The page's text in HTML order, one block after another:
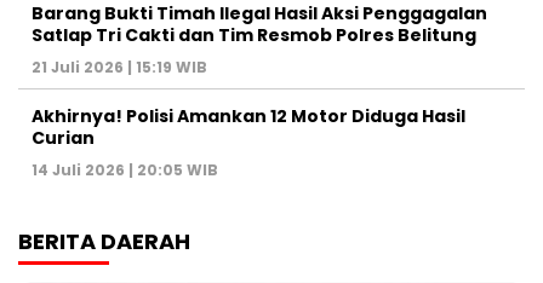
Barang Bukti Timah Ilegal Hasil Aksi Penggagalan
Satlap Tri Cakti dan Tim Resmob Polres Belitung
21 Juli 2026 | 15:19 WIB
Akhirnya! Polisi Amankan 12 Motor Diduga Hasil
Curian
14 Juli 2026 | 20:05 WIB
BERITA DAERAH